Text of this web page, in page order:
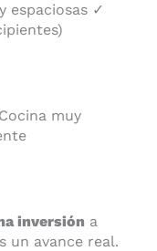
espaciosas ✓
muy
inversión a
un avance real.